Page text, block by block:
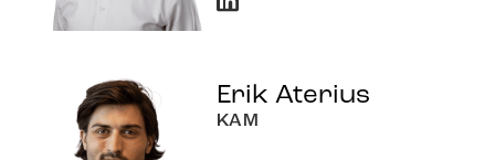
Erik Aterius
KAM